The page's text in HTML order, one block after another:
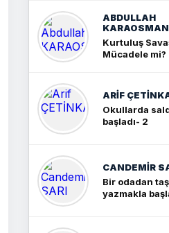
ABDULLAH
Kurtuluş
Mücadele mi?
ARIF
Okullarda
başladı- 2
CANDEMIR
Bir odadan
yazmakla